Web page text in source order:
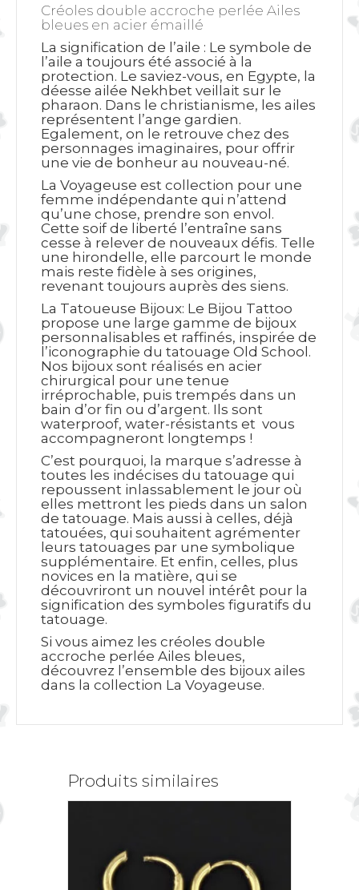
Créoles double accroche perlée Ailes
bleues en acier émaillé
La signification de l’aile : Le symbole de
l’aile a toujours été associé à la
protection. Le saviez-vous, en Egypte, la
déesse ailée Nekhbet veillait sur le
pharaon. Dans le christianisme, les ailes
représentent l’ange gardien.
Egalement, on le retrouve chez des
personnages imaginaires, pour offrir
une vie de bonheur au nouveau-né.
La Voyageuse est collection pour une
femme indépendante qui n’attend
qu’une chose, prendre son envol.
Cette soif de liberté l’entraîne sans
cesse à relever de nouveaux défis. Telle
une hirondelle, elle parcourt le monde
mais reste fidèle à ses origines,
revenant toujours auprès des siens.
La Tatoueuse Bijoux: Le Bijou Tattoo
propose une large gamme de bijoux
personnalisables et raffinés, inspirée de
l’iconographie du tatouage Old School.
Nos bijoux sont réalisés en acier
chirurgical pour une tenue
irréprochable, puis trempés dans un
bain d’or fin ou d’argent. Ils sont
waterproof, water-résistants et vous
accompagneront longtemps !
C’est pourquoi, la marque s’adresse à
toutes les indécises du tatouage qui
repoussent inlassablement le jour où
elles mettront les pieds dans un salon
de tatouage. Mais aussi à celles, déjà
tatouées, qui souhaitent agrémenter
leurs tatouages par une symbolique
supplémentaire. Et enfin, celles, plus
novices en la matière, qui se
découvriront un nouvel intérêt pour la
signification des symboles figuratifs du
tatouage.
Si vous aimez les créoles double
accroche perlée Ailes bleues,
découvrez l’ensemble des bijoux ailes
dans la collection La Voyageuse.
Produits similaires